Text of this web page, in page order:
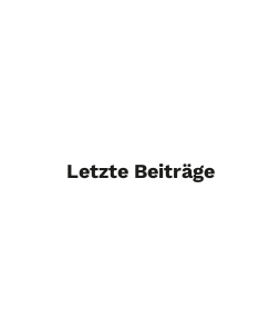
Letzte Beiträge